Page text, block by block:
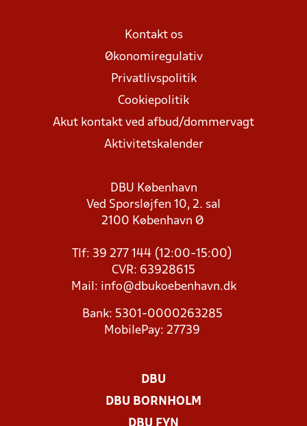
Kontakt os
Økonomiregulativ
Privatlivspolitik
Cookiepolitik
Akut kontakt ved afbud/dommervagt
Aktivitetskalender
DBU København
Ved Sporsløjfen 10, 2. sal
2100 København Ø
Tlf: 39 277 144 (12:00-15:00)
CVR: 63928615
Mail: info@dbukoebenhavn.dk
Bank: 5301-0000263285
MobilePay: 27739
DBU
DBU BORNHOLM